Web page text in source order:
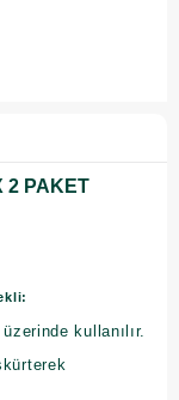
2 PAKET
kullanılır.